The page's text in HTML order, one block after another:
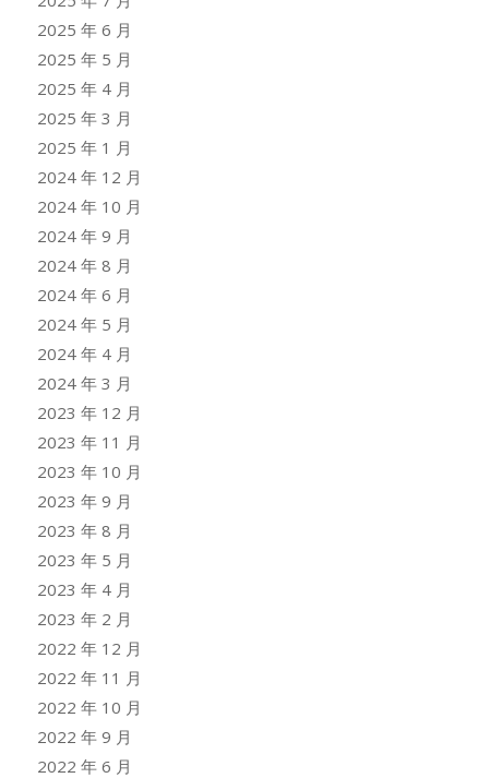
2025 年 6 月
2025 年 5 月
2025 年 4 月
2025 年 3 月
2025 年 1 月
2024 年 12 月
2024 年 10 月
2024 年 9 月
2024 年 8 月
2024 年 6 月
2024 年 5 月
2024 年 4 月
2024 年 3 月
2023 年 12 月
2023 年 11 月
2023 年 10 月
2023 年 9 月
2023 年 8 月
2023 年 5 月
2023 年 4 月
2023 年 2 月
2022 年 12 月
2022 年 11 月
2022 年 10 月
2022 年 9 月
2022 年 6 月